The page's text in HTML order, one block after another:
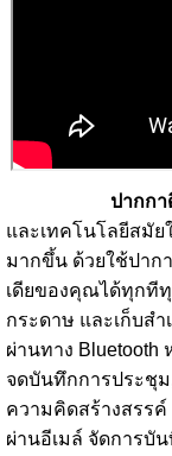
ปากกาดิจิ
และเทคโนโลยีสมั
มากขึ้น ด้วยใช้ปาก
เดียของคุณได้ทุกที
กระดาษ และเก็บสำ
ผ่านทาง Bluetooth
จดบันทึกการประชุม
ความคิดสร้างสรร
ผ่านอีเมล์ จัดการบั